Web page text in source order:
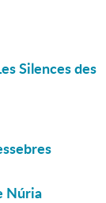
Silences des
Núria